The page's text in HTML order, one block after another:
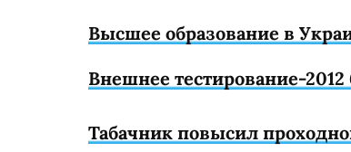
Высшее образование в
Внешнее тестирование-2012
Табачник повысил